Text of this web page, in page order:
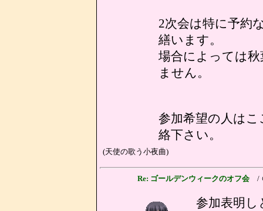
2次会は特に予約
繕います。
場合によっては
ません。
参加希望の人は
絡下さい。
(天使の歌う小夜曲)
Re: ゴールデンウィークのオフ会 /
参加表明し